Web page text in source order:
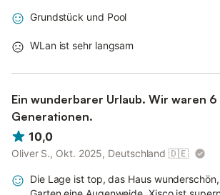
Grundstück und Pool
WLan ist sehr langsam
Ein wunderbarer Urlaub. Wir waren
Generationen.
10,0
Oliver S., Okt. 2025, Deutschland 🇩🇪
Die Lage ist top, das Haus